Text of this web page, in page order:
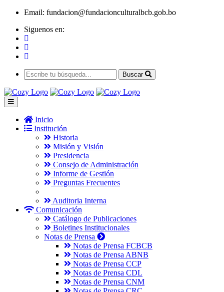
Email: fundacion@fundacionculturalbcb.gob.bo
Siguenos en:
Buscar
Inicio
Institución
Historia
Misión y Visión
Presidencia
Consejo de Administración
Informe de Gestión
Preguntas Frecuentes
Auditoria Interna
Comunicación
Catálogo de Publicaciones
Boletines Institucionales
Notas de Prensa
Notas de Prensa FCBCB
Notas de Prensa ABNB
Notas de Prensa CCP
Notas de Prensa CDL
Notas de Prensa CNM